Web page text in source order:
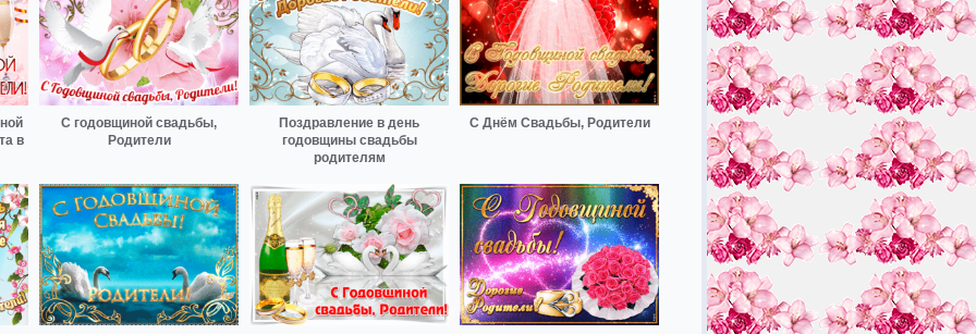
в
С годовщиной свадьбы,
Родители
Поздравление в день
годовщины свадьбы
родителям
С Днём Свадьбы, Родители